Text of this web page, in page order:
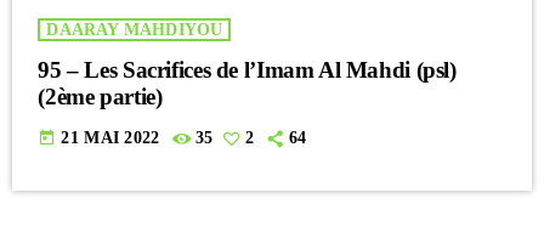
DAARAY MAHDIYOU
95 – Les Sacrifices de l’Imam Al Mahdi (psl)
(2ème partie)
today 21 MAI 2022 35 2 64